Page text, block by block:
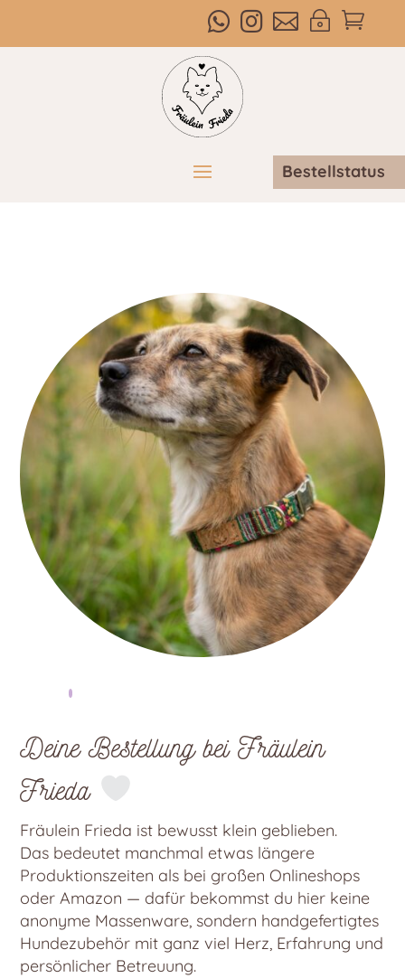

~



Bestellstatus
Deine Bestellung bei Fräulein
Frieda
Fräulein Frieda ist bewusst klein geblieben.
Das bedeutet manchmal etwas längere
Produktionszeiten als bei großen Onlineshops
oder Amazon — dafür bekommst du hier keine
anonyme Massenware, sondern handgefertigtes
Hundezubehör mit ganz viel Herz, Erfahrung und
persönlicher Betreuung.